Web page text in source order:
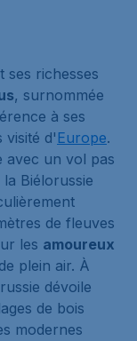
ses richesses
, surnommée
à ses
visité d'Europe.
avec un vol pas
Biélorussie
de fleuves
les amoureux
plein air. À
dévoile
de bois
modernes